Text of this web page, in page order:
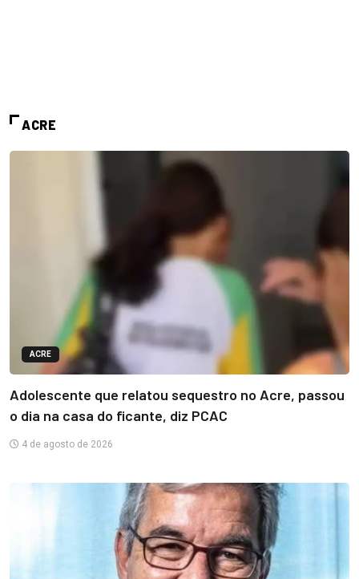
ACRE
ACRE
Adolescente que relatou sequestro no Acre, passou
o dia na casa do ficante, diz PCAC
4 de agosto de 2026